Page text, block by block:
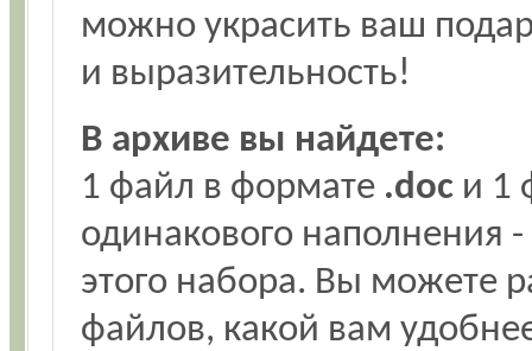
можно украсить ваш
и выразительность!
В архиве вы найдете:
1 файл в формате .doc и 1
одинакового наполнения
этого набора. Вы можете
файлов, какой вам